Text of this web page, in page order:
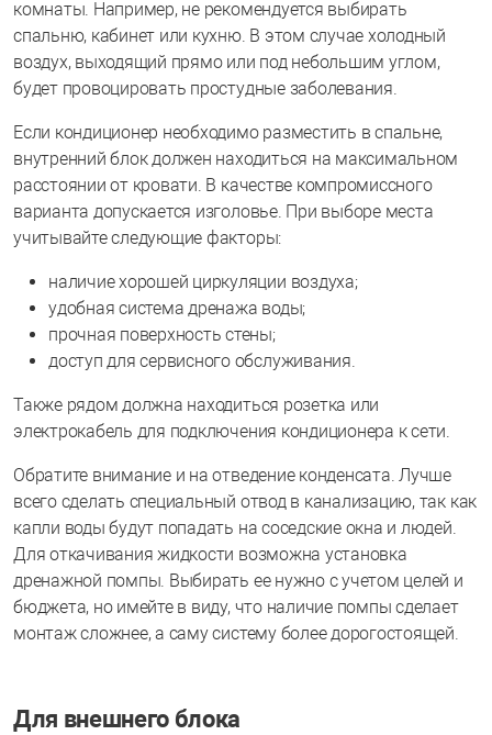
комнаты. Например, не рекомендуется выбирать
спальню, кабинет или кухню. В этом случае холодный
воздух, выходящий прямо или под небольшим углом,
будет провоцировать простудные заболевания.
Если кондиционер необходимо разместить в спальне,
внутренний блок должен находиться на максимальном
расстоянии от кровати. В качестве компромиссного
варианта допускается изголовье. При выборе места
учитывайте следующие факторы:
наличие хорошей циркуляции воздуха;
удобная система дренажа воды;
прочная поверхность стены;
доступ для сервисного обслуживания.
Также рядом должна находиться розетка или
электрокабель для подключения кондиционера к сети.
Обратите внимание и на отведение конденсата. Лучше
всего сделать специальный отвод в канализацию, так как
капли воды будут попадать на соседские окна и людей.
Для откачивания жидкости возможна установка
дренажной помпы. Выбирать ее нужно с учетом целей и
бюджета, но имейте в виду, что наличие помпы сделает
монтаж сложнее, а саму систему более дорогостоящей.
Для внешнего блока